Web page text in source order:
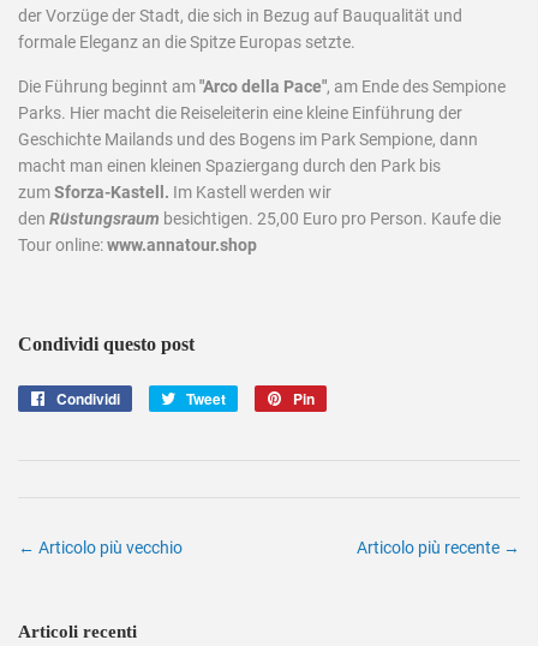
der Vorzüge der Stadt, die sich in Bezug auf Bauqualität und
formale Eleganz an die Spitze Europas setzte.
Die Führung beginnt am"Arco della Pace", am Ende des Sempione
Parks. Hier macht die Reiseleiterin eine kleine Einführung der
Geschichte Mailands und des Bogens im Park Sempione, dann
macht man einen kleinen Spaziergang durch den Park bis
zumSforza-Kastell. Im Kastell werden wir
den Rüstungsraum besichtigen. 25,00 Euro pro Person. Kaufe die
Tour online:www.annatour.shop
Condividi questo post
Condividi
CondividiTweet
Twitta
Pin
← Articolo più vecchio Articolo più recente →
Articoli recenti